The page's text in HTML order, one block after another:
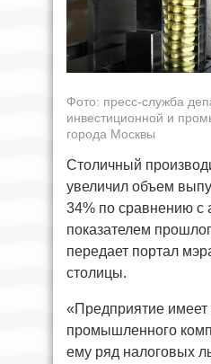
Фото: пресс-служба
инвестиционной и
города Москвы
Столичный
увеличил объем
34% по сравнению с
показателем
передает портал
столицы.
«Предприятие имеет
промышленного
ему ряд налоговых